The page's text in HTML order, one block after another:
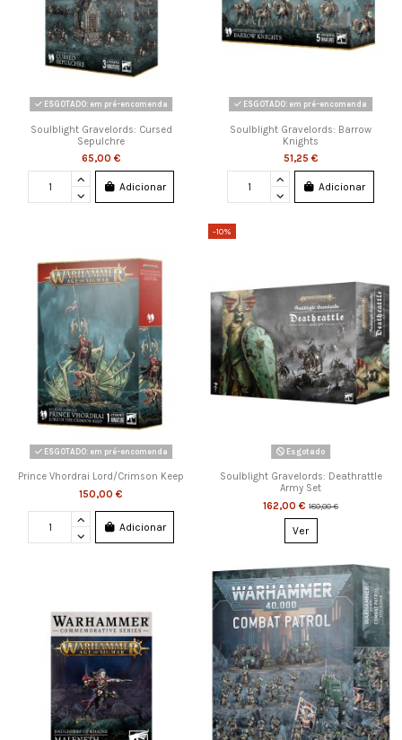
ESGOTADO: em pré-encomenda
Soulblight Gravelords: Cursed
Sepulchre
65,00 €
Adicionar
ESGOTADO: em pré-encomenda
Soulblight Gravelords: Barrow
Knights
51,25 €
Adicionar
ESGOTADO: em pré-encomenda
Prince Vhordrai Lord/Crimson Keep
150,00 €
Adicionar
-10%
Esgotado
Soulblight Gravelords: Deathrattle
Army Set
162,00 €180,00 €
Ver